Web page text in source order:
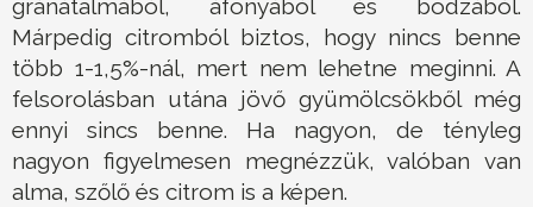
gránátalmából, áfonyából és bodzából.
Márpedig citromból biztos, hogy nincs benne
több 1-1,5%-nál, mert nem lehetne meginni. A
felsorolásban utána jövő gyümölcsökből még
ennyi sincs benne. Ha nagyon, de tényleg
nagyon figyelmesen megnézzük, valóban van
alma, szőlő és citrom is a képen.